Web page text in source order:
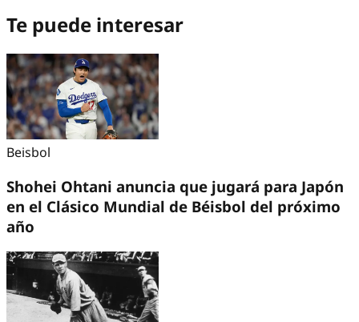
Te puede interesar
Beisbol
Shohei Ohtani anuncia que jugará para Japón
en el Clásico Mundial de Béisbol del próximo
año